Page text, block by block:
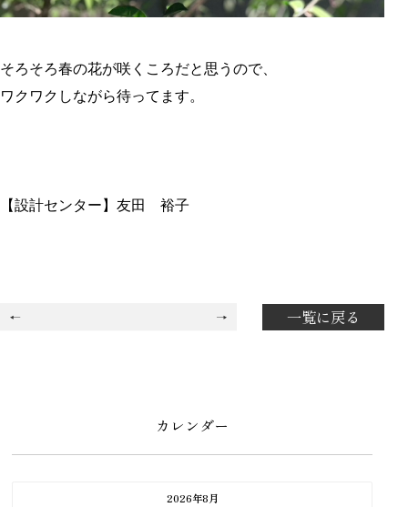
そろそろ春の花が咲くころだと思うので、
ワクワクしながら待ってます。
【設計センター】友田 裕子
一覧に戻る
カレンダー
2026年8月